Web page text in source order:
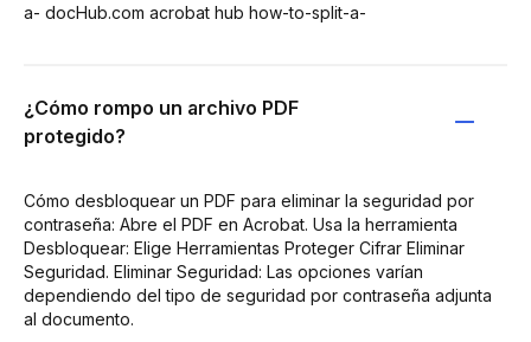
a- docHub.com acrobat hub how-to-split-a-
¿Cómo rompo un archivo PDF
protegido?
Cómo desbloquear un PDF para eliminar la seguridad por
contraseña: Abre el PDF en Acrobat. Usa la herramienta
Desbloquear: Elige Herramientas Proteger Cifrar Eliminar
Seguridad. Eliminar Seguridad: Las opciones varían
dependiendo del tipo de seguridad por contraseña adjunta
al documento.